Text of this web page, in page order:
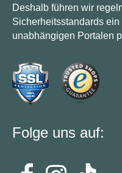
Deshalb führen wir
Sicherheitsstandards
unabhängigen Portalen
Folge uns auf: